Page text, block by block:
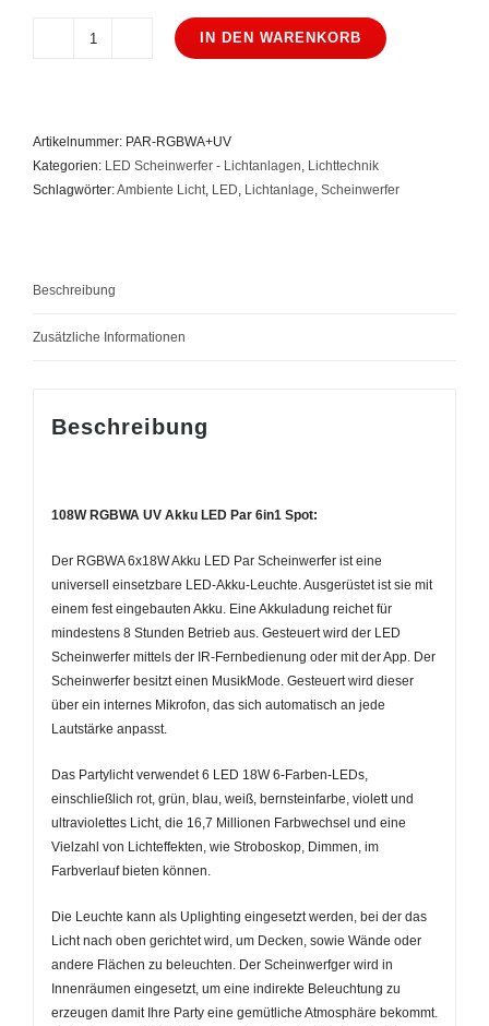
108W
LED
Par
6in1
IN DEN WARENKORB
Artikelnummer: PAR-RGBWA+UV
Kategorien: LED Scheinwerfer - Lichtanlagen, Lichttechnik
Schlagwörter:Ambiente Licht, LED, Lichtanlage, Scheinwerfer
Beschreibung
Zusätzliche Informationen
Beschreibung
108W RGBWA UV Akku LED Par 6in1 Spot:
Der RGBWA 6x18W Akku LED Par Scheinwerfer ist eine
universell einsetzbare LED-Akku-Leuchte. Ausgerüstet ist sie mit
einem fest eingebauten Akku. Eine Akkuladung reichet für
mindestens 8 Stunden Betrieb aus. Gesteuert wird der LED
Scheinwerfer mittels der IR-Fernbedienung oder mit der App. Der
Scheinwerfer besitzt einen MusikMode. Gesteuert wird dieser
über ein internes Mikrofon, das sich automatisch an jede
Lautstärke anpasst.
Das Partylicht verwendet 6 LED 18W 6-Farben-LEDs,
einschließlich rot, grün, blau, weiß, bernsteinfarbe, violett und
ultraviolettes Licht, die 16,7 Millionen Farbwechsel und eine
Vielzahl von Lichteffekten, wie Stroboskop, Dimmen, im
Farbverlauf bieten können.
Die Leuchte kann als Uplighting eingesetzt werden, bei der das
Licht nach oben gerichtet wird, um Decken, sowie Wände oder
andere Flächen zu beleuchten. Der Scheinwerfger wird in
Innenräumen eingesetzt, um eine indirekte Beleuchtung zu
erzeugen damit Ihre Party eine gemütliche Atmosphäre bekommt.